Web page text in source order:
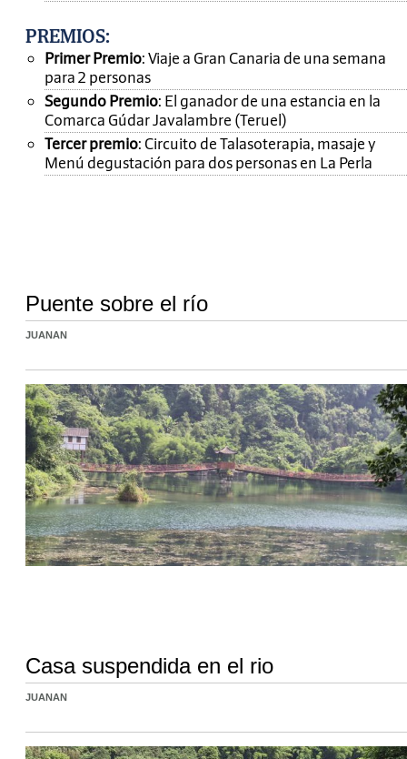
PREMIOS:
Primer Premio: Viaje a Gran Canaria de una semana
para 2 personas
Segundo Premio: El ganador de una estancia en la
Comarca Gúdar Javalambre (Teruel)
Tercer premio: Circuito de Talasoterapia, masaje y
Menú degustación para dos personas en La Perla
Puente sobre el río
JUANAN
Casa suspendida en el rio
JUANAN